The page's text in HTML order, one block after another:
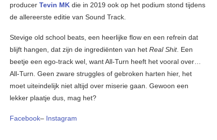
producer Tevin MK die in 2019 ook op het podium stond tijdens
de allereerste editie van Sound Track.
Stevige old school beats, een heerlijke flow en een refrein dat
blijft hangen, dat zijn de ingrediënten van het Real Shit. Een
beetje een ego-track wel, want All-Turn heeft het vooral over…
All-Turn. Geen zware struggles of gebroken harten hier, het
moet uiteindelijk niet altijd over miserie gaan. Gewoon een
lekker plaatje dus, mag het?
Facebook– Instagram